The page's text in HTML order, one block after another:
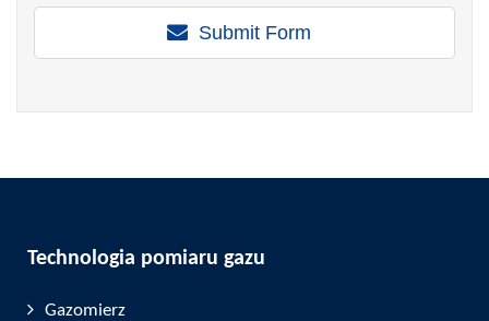
Submit Form
Technologia pomiaru gazu
Gazomierz